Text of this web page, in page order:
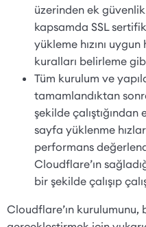
üzerinden ek
kapsamda SSL
yükleme hızını
kuralları belirleme
Tüm kurulum ve
tamamlandıktan
şekilde çalıştığından
sayfa yüklenme
performans
Cloudflare’ın
bir şekilde çalışıp
Cloudflare’ın kurulumunu,